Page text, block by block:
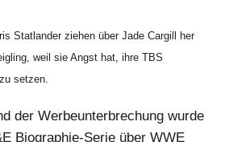
Statlander ziehen über Jade Cargill her
weil sie Angst hat, ihre TBS
setzen.
der Werbeunterbrechung wurde
Biographie-Serie über WWE